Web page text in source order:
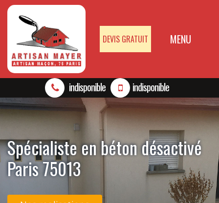
DEVIS GRATUIT MENU
indisponible indisponible
Spécialiste en béton désactivé
Paris 75013